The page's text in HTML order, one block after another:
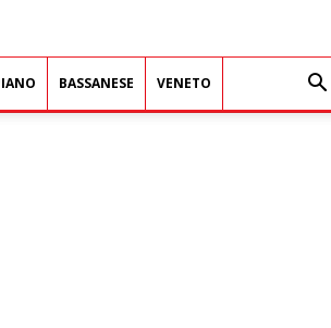
BASSANESE VENETO